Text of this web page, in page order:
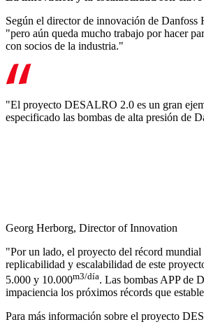
Según el director de innovación de
"pero aún queda mucho trabajo por hacer
con socios de la industria."
"El proyecto DESALRO 2.0 es un gran
especificado las bombas de alta presión de
Georg Herborg, Director of Innovation
"Por un lado, el proyecto del récord
replicabilidad y escalabilidad de este
5.000 y 10.000m3/día. Las bombas APP de
impaciencia los próximos récords que
Para más información sobre el proyecto